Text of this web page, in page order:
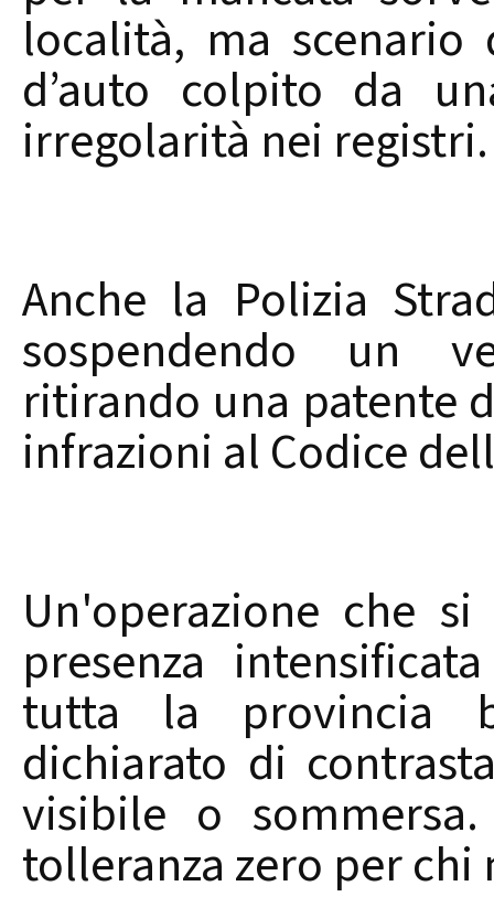
località, ma
d’auto colpito da
irregolarità nei registri.
Anche la Polizia
sospendendo un
ritirando una patente
infrazioni al Codice
Un'operazione che
presenza
tutta la provincia
dichiarato di
visibile o
tolleranza zero per